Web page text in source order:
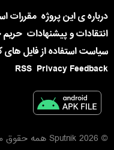
درباره ی این پروژه مقررات
انتقادات و پیشنهادات
سیاست استفاده از فایل های
Privacy Feedback
RSS
© 2026 Sputnik همه حقوق محفوظ است 18+